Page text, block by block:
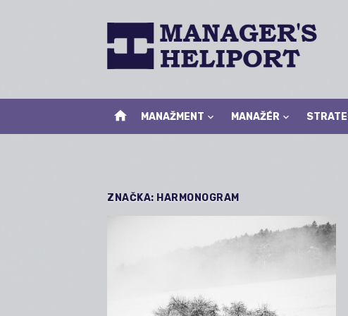
home MANAŽMENT MANAŽÉR
ZNAČKA: HARMONOGRAM